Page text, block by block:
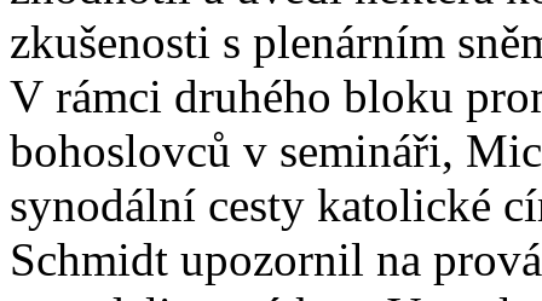
zkušenosti s plenárním
V rámci druhého bloku
bohoslovců v semináři,
synodální cesty katolické
Schmidt upozornil na